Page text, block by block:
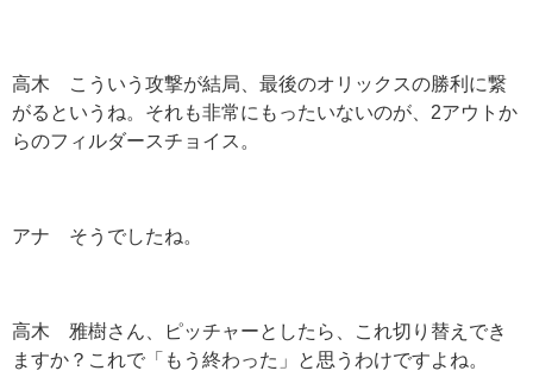
高木 こういう攻撃が結局、最後のオリックスの勝利に繋
がるというね。それも非常にもったいないのが、2アウトか
らのフィルダースチョイス。
アナ そうでしたね。
高木 雅樹さん、ピッチャーとしたら、これ切り替えでき
ますか？これで「もう終わった」と思うわけですよね。